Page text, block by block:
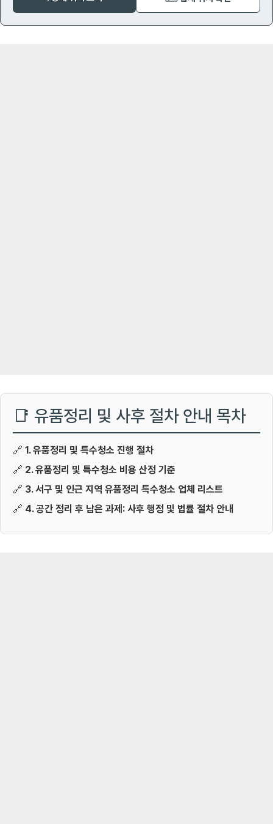
📑 유품정리 및 사후 절차 안내 목차
🔗 1. 유품정리 및 특수청소 진행 절차
🔗 2. 유품정리 및 특수청소 비용 산정 기준
🔗 3. 서구 및 인근 지역 유품정리 특수청소 업체 리스트
🔗 4. 공간 정리 후 남은 과제: 사후 행정 및 법률 절차 안내